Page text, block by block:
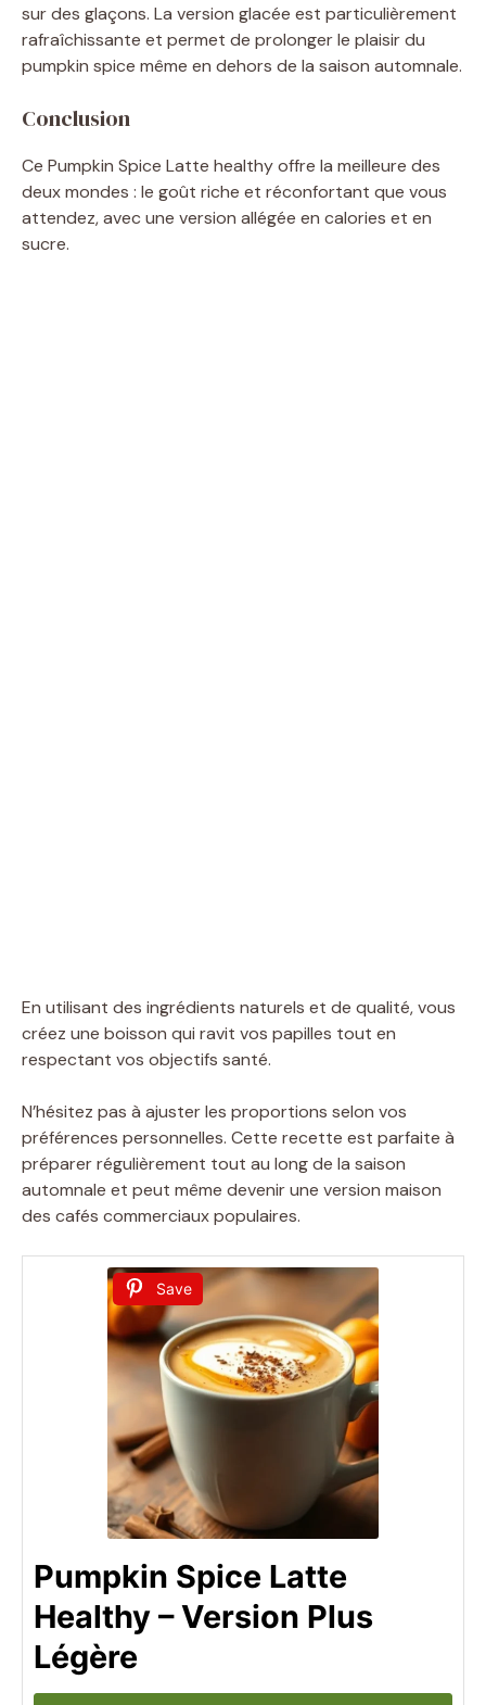
sur des glaçons. La version glacée est particulièrement
rafraîchissante et permet de prolonger le plaisir du
pumpkin spice même en dehors de la saison automnale.
Conclusion
Ce Pumpkin Spice Latte healthy offre la meilleure des
deux mondes : le goût riche et réconfortant que vous
attendez, avec une version allégée en calories et en
sucre.
En utilisant des ingrédients naturels et de qualité, vous
créez une boisson qui ravit vos papilles tout en
respectant vos objectifs santé.
N’hésitez pas à ajuster les proportions selon vos
préférences personnelles. Cette recette est parfaite à
préparer régulièrement tout au long de la saison
automnale et peut même devenir une version maison
des cafés commerciaux populaires.
Save
Pumpkin Spice Latte
Healthy – Version Plus
Légère